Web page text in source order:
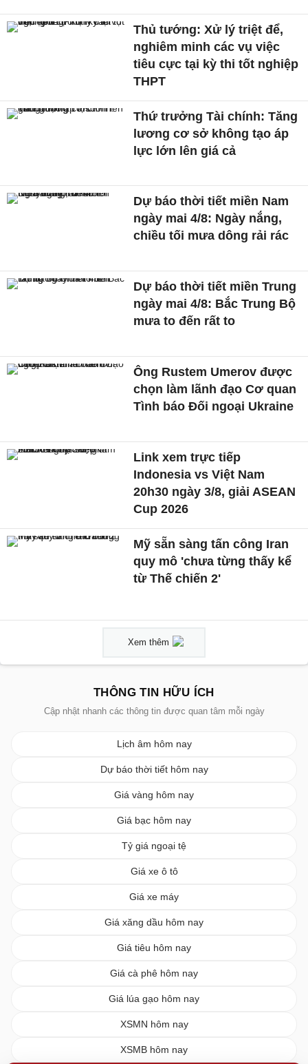
Thủ tướng: Xử lý triệt để,
nghiêm minh các vụ việc
tiêu cực tại kỳ thi tốt nghiệp
THPT
Thứ trưởng Tài chính: Tăng
lương cơ sở không tạo áp
lực lớn lên giá cả
Dự báo thời tiết miền Nam
ngày mai 4/8: Ngày nắng,
chiều tối mưa dông rải rác
Dự báo thời tiết miền Trung
ngày mai 4/8: Bắc Trung Bộ
mưa to đến rất to
Ông Rustem Umerov được
chọn làm lãnh đạo Cơ quan
Tình báo Đối ngoại Ukraine
Link xem trực tiếp
Indonesia vs Việt Nam
20h30 ngày 3/8, giải ASEAN
Cup 2026
Mỹ sẵn sàng tấn công Iran
quy mô 'chưa từng thấy kể
từ Thế chiến 2'
Xem thêm
THÔNG TIN HỮU ÍCH
Cập nhật nhanh các thông tin được quan tâm mỗi ngày
Lịch âm hôm nay
Dự báo thời tiết hôm nay
Giá vàng hôm nay
Giá bạc hôm nay
Tỷ giá ngoại tệ
Giá xe ô tô
Giá xe máy
Giá xăng dầu hôm nay
Giá tiêu hôm nay
Giá cà phê hôm nay
Giá lúa gạo hôm nay
XSMN hôm nay
XSMB hôm nay